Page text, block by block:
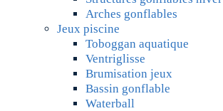
Arches gonflables
Jeux piscine
Toboggan aquatique
Ventriglisse
Brumisation jeux
Bassin gonflable
Waterball